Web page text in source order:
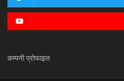
कम्पनी प्रोफाइल